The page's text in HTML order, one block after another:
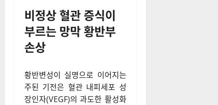
비정상 혈관 증식이
부르는 망막 황반부
손상
황반변성이 실명으로 이어지는
주된 기전은 혈관 내피세포 성
장인자(VEGF)의 과도한 활성화